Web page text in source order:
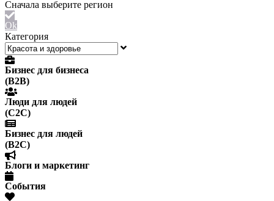
Ok
Категория
Бизнес для бизнеса
(B2B)
Люди для людей
(С2С)
Бизнес для людей
(B2C)
Блоги и маркетинг
События